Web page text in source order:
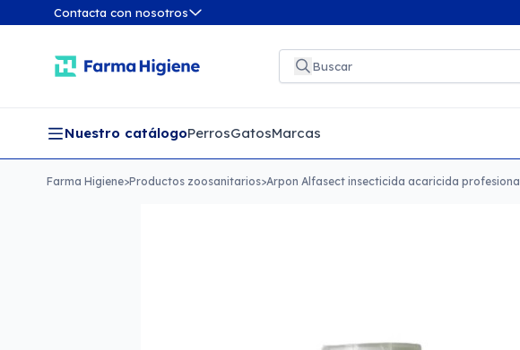
Contacta con nosotros
Nuestro catálogoPerrosGatosMarcas
Farma Higiene>Productos zoosanitarios>Arpon Alfasect insecticida acaricida profesional